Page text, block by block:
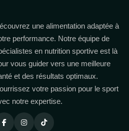
une alimentation adaptée à
performance. Notre équipe de
en nutrition sportive est là
vous guider vers une meilleure
et des résultats optimaux.
votre passion pour le sport
notre expertise.